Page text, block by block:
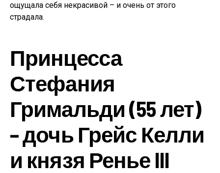
ощущала себя некрасивой – и очень от этого
страдала.
Принцесса
Стефания
Гримальди (55 лет)
– дочь Грейс Келли
и князя Ренье III